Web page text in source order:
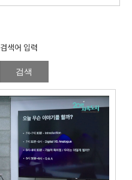
검색어 입력
검색